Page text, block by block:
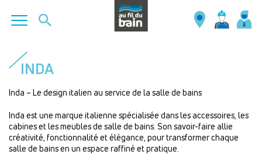
contenu
principal
INDA
Inda – Le design italien au service de la salle de bains
Inda est une marque italienne spécialisée dans les accessoires, les
cabines et les meubles de salle de bains. Son savoir-faire allie
créativité, fonctionnalité et élégance, pour transformer chaque
salle de bains en un espace raffiné et pratique.